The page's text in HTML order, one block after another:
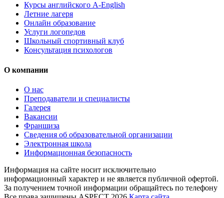
Курсы английского A-English
Летние лагеря
Онлайн образование
Услуги логопедов
Школьный спортивный клуб
Консультация психологов
О компании
О нас
Преподаватели и специалисты
Галерея
Вакансии
Франшиза
Сведения об образовательной организации
Электронная школа
Информационная безопасность
Информация на сайте носит исключительно
информационный характер и не является публичной офертой.
За получением точной информации обращайтесь по телефону